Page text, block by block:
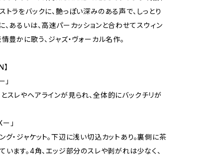
トラをバックに、艶っぽい深みのある声で、しっとり
、あるいは、高速パーカッションと合わせてスウィン
情豊かに歌う、ジャズ・ヴォーカル名作。
」
スレやヘアラインが見られ、全体的にバックチリが
」
グ・ジャケット。下辺に浅い切込カットあり。裏側に茶
います。4角、エッジ部分のスレや剥がれは少なく、